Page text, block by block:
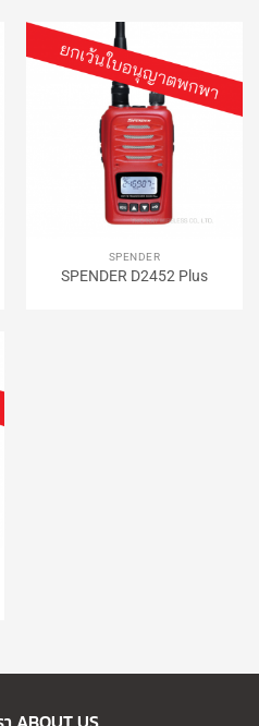
SPENDER
SPENDER D2452 Plus